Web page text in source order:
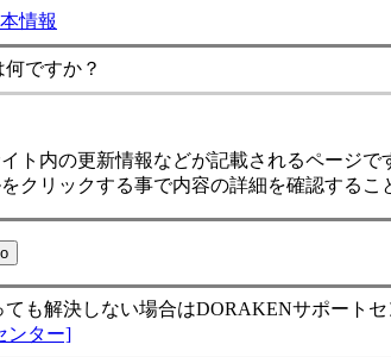
情報
何ですか？
ト内の更新情報などが記載されるページで
クリックする事で内容の詳細を確認するこ
ても解決しない場合はDORAKENサポート
ンター]